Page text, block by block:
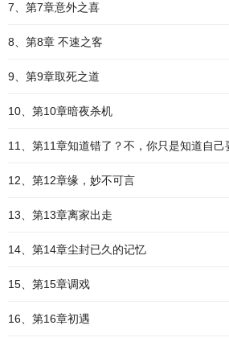
7、第7章意外之喜
8、第8章 不速之客
9、第9章取死之道
10、第10章暗夜杀机
11、第11章知道错了？不，你只是知道自己
12、第12章缘，妙不可言
13、第13章离家出走
14、第14章尘封已久的记忆
15、第15章调戏
16、第16章初遇